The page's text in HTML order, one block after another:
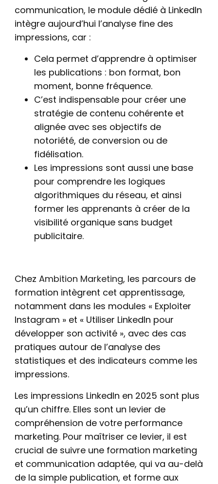
communication, le module dédié à LinkedIn
intègre aujourd’hui l’analyse fine des
impressions, car :
Cela permet d’apprendre à optimiser
les publications : bon format, bon
moment, bonne fréquence.
C’est indispensable pour créer une
stratégie de contenu cohérente et
alignée avec ses objectifs de
notoriété, de conversion ou de
fidélisation.
Les impressions sont aussi une base
pour comprendre les logiques
algorithmiques du réseau, et ainsi
former les apprenants à créer de la
visibilité organique sans budget
publicitaire.
Chez Ambition Marketing, les parcours de
formation intègrent cet apprentissage,
notamment dans les modules « Exploiter
Instagram » et « Utiliser LinkedIn pour
développer son activité », avec des cas
pratiques autour de l’analyse des
statistiques et des indicateurs comme les
impressions.
Les impressions LinkedIn en 2025 sont plus
qu’un chiffre. Elles sont un levier de
compréhension de votre performance
marketing. Pour maîtriser ce levier, il est
crucial de suivre une formation marketing
et communication adaptée, qui va au-delà
de la simple publication, et forme aux